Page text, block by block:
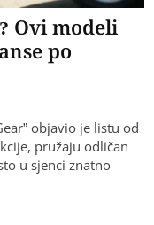
Ovi modeli
po
objavio je listu od
pružaju odličan
u sjenci znatno